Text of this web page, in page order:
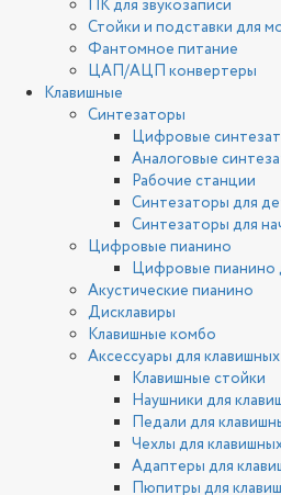
ПК для звукозаписи
Стойки и подставки для
Фантомное питание
ЦАП/АЦП конвертеры
Клавишные
Синтезаторы
Цифровые
Аналоговые
Рабочие станции
Синтезаторы для
Синтезаторы для
Цифровые пианино
Цифровые пианино
Акустические пианино
Дисклавиры
Клавишные комбо
Аксессуары для клавишных
Клавишные стойки
Наушники для
Педали для
Чехлы для
Адаптеры для
Пюпитры для